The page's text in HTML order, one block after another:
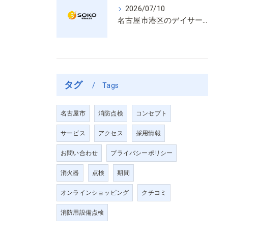
2026/07/10
名古屋市港区のデイサービス消防設備点検は消火器具や誘導灯も丁寧に作業を進めます
タグ Tags
名古屋市 消防点検 コンセプト
サービス アクセス 採用情報
お問い合わせ プライバシーポリシー
消火器 点検 期間
オンラインショッピング クチコミ
消防用設備点検